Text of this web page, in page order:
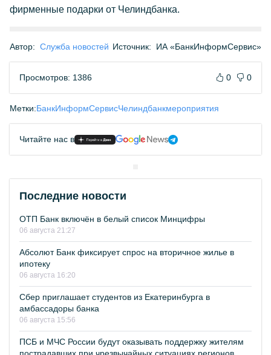
фирменные подарки от Челиндбанка.
Автор: Служба новостей Источник: ИА «БанкИнформСервис»
Просмотров: 1386 0 0
Метки:БанкИнформСервисЧелиндбанкмероприятия
Читайте нас в
Последние новости
ОТП Банк включён в белый список Минцифры
06 августа 21:27
Абсолют Банк фиксирует спрос на вторичное жилье в
ипотеку
06 августа 16:20
Сбер приглашает студентов из Екатеринбурга в
амбассадоры банка
06 августа 15:56
ПСБ и МЧС России будут оказывать поддержку жителям